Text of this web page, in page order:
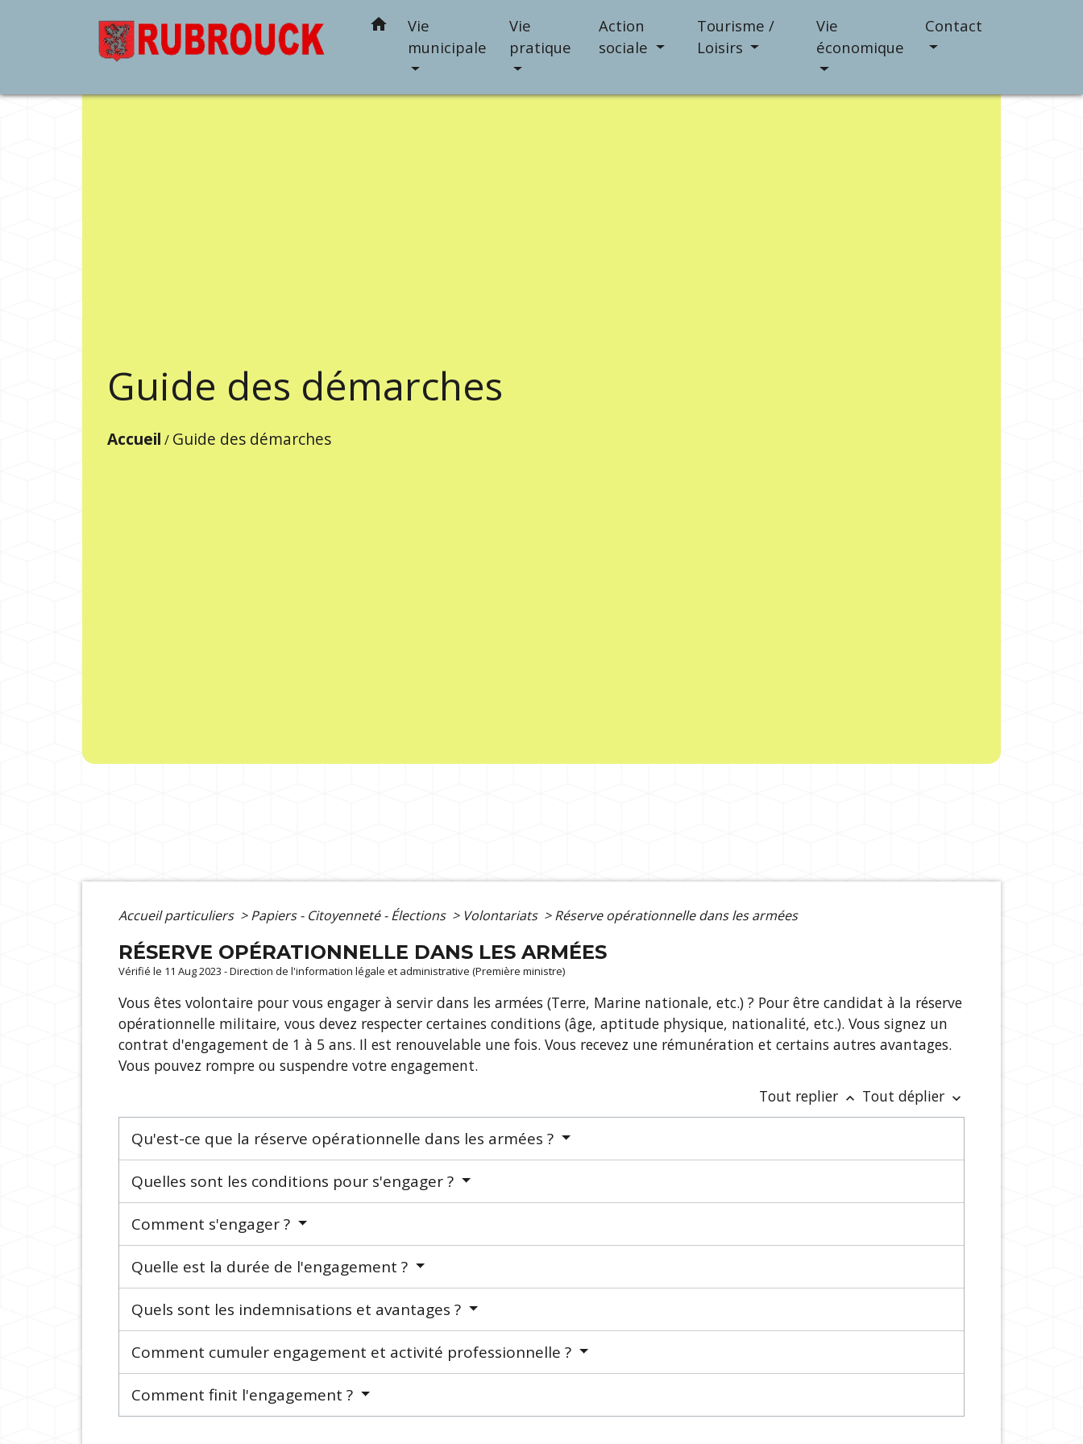
home
Vie
municipale
Vie
pratique
Action
sociale
Tourisme /
Loisirs
Vie
économique
Contact
Guide des démarches
Accueil / Guide des démarches
Accueil particuliers > Papiers - Citoyenneté - Élections > Volontariats > Réserve opérationnelle dans les armées
RÉSERVE OPÉRATIONNELLE DANS LES ARMÉES
Vérifié le 11 Aug 2023 - Direction de l'information légale et administrative (Première ministre)
Vous êtes volontaire pour vous engager à servir dans les armées (Terre, Marine nationale, etc.) ? Pour être candidat à la réserve
opérationnelle militaire, vous devez respecter certaines conditions (âge, aptitude physique, nationalité, etc.). Vous signez un
contrat d'engagement de 1 à 5 ans. Il est renouvelable une fois. Vous recevez une rémunération et certains autres avantages.
Vous pouvez rompre ou suspendre votre engagement.
Tout replier keyboard_arrow_up Tout déplier keyboard_arrow_down
Qu'est-ce que la réserve opérationnelle dans les armées ?
Quelles sont les conditions pour s'engager ?
Comment s'engager ?
Quelle est la durée de l'engagement ?
Quels sont les indemnisations et avantages ?
Comment cumuler engagement et activité professionnelle ?
Comment finit l'engagement ?